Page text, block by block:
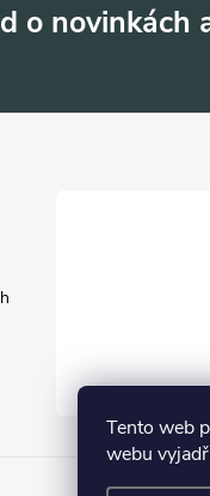
Tento web
webu
o novinkách